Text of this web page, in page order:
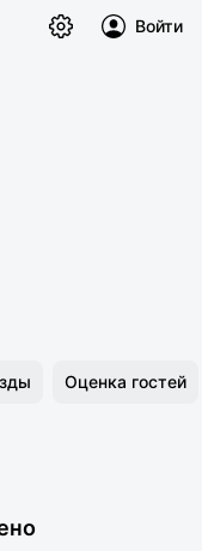
Войти
Оценка гостей